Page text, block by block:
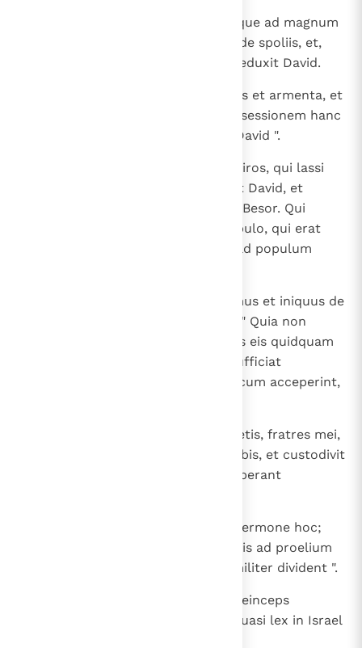
Nec defuit quidquam a parvo usque ad magnum
tam de filiis quam de filiabus et de spoliis, et,
quaecumque rapuerant, omnia reduxit David.
Cepit ergo David universos greges et armenta, et
minaverunt ante faciem eius possessionem hanc
dixeruntque: " Haec est praeda David ".
Venit autem David ad ducentos viros, qui lassi
substiterant nec sequi potuerant David, et
residere eos iusserat in torrente Besor. Qui
egressi sunt obviam David et populo, qui erat
cum eo. Accedens autem David ad populum
Respondensque omnis vir pessimus et iniquus de
viris, qui ierant cum David, dixit: " Quia non
venerunt nobiscum, non dabimus eis quidquam
de praeda, quam eruimus; sed sufficiat
unicuique uxor sua et filii; quos cum acceperint,
Dixit autem David: " Non sic facietis, fratres mei,
de his, quae tradidit Dominus nobis, et custodivit
nos et dedit latrunculos, qui eruperant
nec audiet vos quisquam super sermone hoc;
aequa enim pars erit descendentis ad proelium
et remanentis ad sarcinas, et similiter divident ".
Et factum est hoc ex die illa et deinceps
constitutum ut praeceptum et quasi lex in Israel